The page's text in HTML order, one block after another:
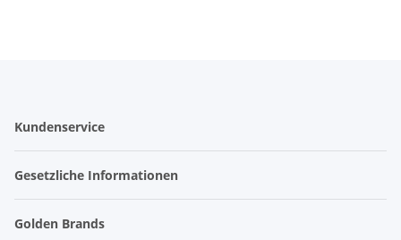
Kundenservice
Gesetzliche Informationen
Golden Brands